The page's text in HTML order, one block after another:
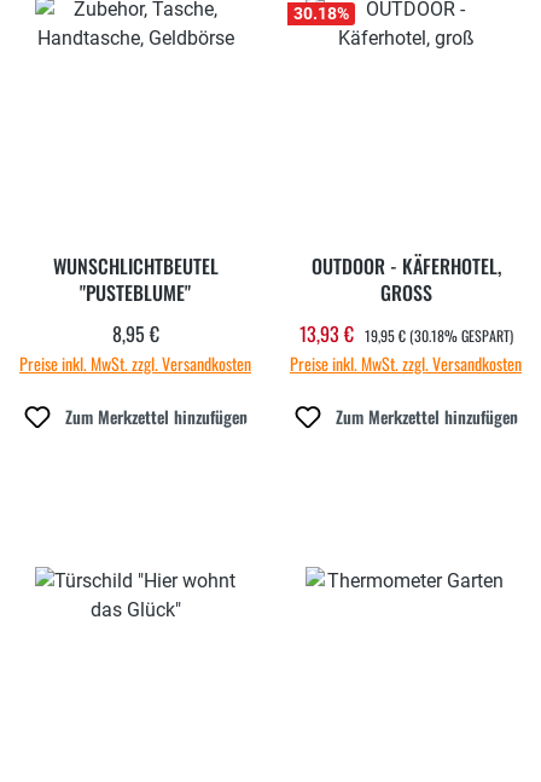
WUNSCHLICHTBEUTEL
"PUSTEBLUME"
Regulärer Preis:
8,95 €
Preise inkl. MwSt. zzgl. Versandkosten
Zum Merkzettel hinzufügen
30.18%
OUTDOOR - KÄFERHOTEL,
GROSS
Verkaufspreis:
13,93 € REGULÄRER PREIS:
19,95 € (30.18% GESPART)
Preise inkl. MwSt. zzgl. Versandkosten
Zum Merkzettel hinzufügen